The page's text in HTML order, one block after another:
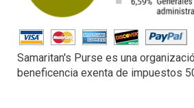
Samaritan's Purse es una
beneficencia exenta de impuestos